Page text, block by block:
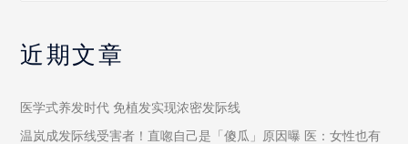
近期文章
医学式养发时代 免植发实现浓密发际线
温岚成发际线受害者！直唿自己是「傻瓜」原因曝 医：女性也有